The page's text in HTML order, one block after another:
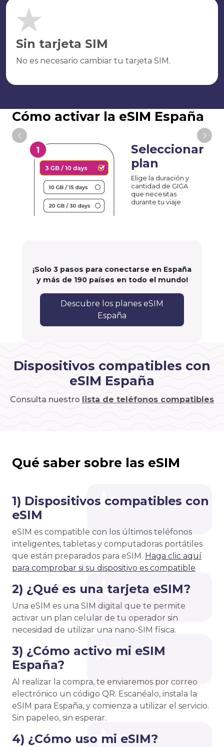
Sin tarjeta SIM
No es necesario cambiar tu tarjeta SIM.
Cómo activar la eSIM España
Seleccionar
plan
Elige la duración y
cantidad de GIGA
que necesitas
durante tu viaje
¡Solo 3 pasos para conectarse en España
y más de 190 países en todo el mundo!
Descubre los planes eSIM
España
Dispositivos compatibles con
eSIM España
Consulta nuestro lista de teléfonos compatibles
Qué saber sobre las eSIM
1) Dispositivos compatibles con
eSIM
eSIM es compatible con los últimos teléfonos
inteligentes, tabletas y computadoras portátiles
que están preparados para eSIM. Haga clic aquí
para comprobar si su dispositivo es compatible
2) ¿Qué es una tarjeta eSIM?
Una eSIM es una SIM digital que te permite
activar un plan celular de tu operador sin
necesidad de utilizar una nano-SIM física.
3) ¿Cómo activo mi eSIM
España?
Al realizar la compra, te enviaremos por correo
electrónico un código QR. Escanéalo, instala la
eSIM para España, y comienza a utilizar el servicio.
Sin papeleo, sin esperar.
4) ¿Cómo uso mi eSIM?